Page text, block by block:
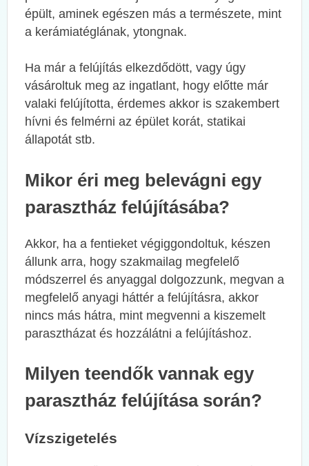
épült, aminek egészen más a természete, mint
a kerámiatéglának, ytongnak.
Ha már a felújítás elkezdődött, vagy úgy
vásároltuk meg az ingatlant, hogy előtte már
valaki felújította, érdemes akkor is szakembert
hívni és felmérni az épület korát, statikai
állapotát stb.
Mikor éri meg belevágni egy
parasztház felújításába?
Akkor, ha a fentieket végiggondoltuk, készen
állunk arra, hogy szakmailag megfelelő
módszerrel és anyaggal dolgozzunk, megvan a
megfelelő anyagi háttér a felújításra, akkor
nincs más hátra, mint megvenni a kiszemelt
parasztházat és hozzálátni a felújításhoz.
Milyen teendők vannak egy
parasztház felújítása során?
Vízszigetelés